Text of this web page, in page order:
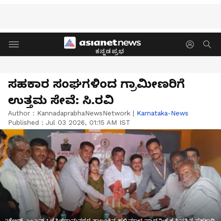
ಕನ್ನಡಪ್ರಭ
ಸಹಕಾರ ಸಂಘಗಳಿಂದ ಗ್ರಾಮೀಣರಿಗೆ
ಉತ್ತಮ ಸೇವೆ: ಸಿ.ರವಿ
Author : KannadaprabhaNewsNetwork | Karnataka-News
Published : Jul 03 2026, 01:15 AM IST